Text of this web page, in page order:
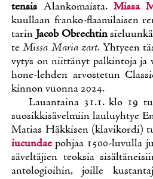
ten­sis Alan­ko­mais­ta. Mis­sa
kuul­laan fran­ko-flaa­mi­lai­sen
ta­rinJacob Obrech­tin
teMis­sa Ma­ria zart. Yh­tyeen
vy­tys on niit­tä­nyt pal­kin­to­ja
ho­ne-leh­den ar­vos­te­tun
kin­non vuon­na 2024.
Lau­an­tai­na 31.1. klo 19
suo­sik­ki­sä­vel­miin lau­lu­yh­tye
Ma­tias Häk­ki­sen (kla­vi­kor­di)
iucun­dae poh­jaa 1500-lu­vul­la
sä­vel­tä­jien teok­sia
an­to­lo­gioi­hin, joil­le